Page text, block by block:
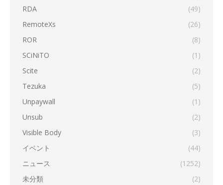
RDA
(49)
RemoteXs
(26)
ROR
(8)
SCiNiTO
(1)
Scite
(2)
Tezuka
(5)
Unpaywall
(1)
Unsub
(2)
Visible Body
(3)
イベント
(44)
ニュース
(1252)
未分類
(2)